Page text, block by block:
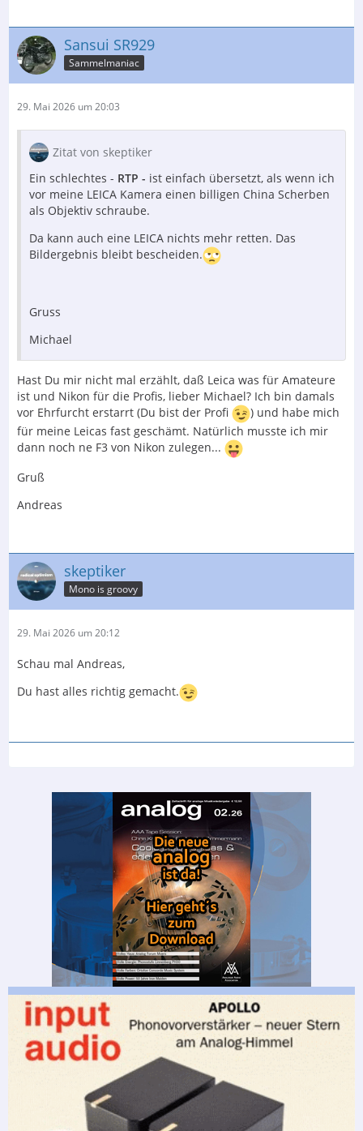
Sansui SR929
Sammelmaniac
29. Mai 2026 um 20:03
Zitat von skeptiker
Ein schlechtes - RTP - ist einfach übersetzt, als wenn ich
vor meine LEICA Kamera einen billigen China Scherben
als Objektiv schraube.
Da kann auch eine LEICA nichts mehr retten. Das
Bildergebnis bleibt bescheiden.
Gruss
Michael
Hast Du mir nicht mal erzählt, daß Leica was für Amateure
ist und Nikon für die Profis, lieber Michael? Ich bin damals
vor Ehrfurcht erstarrt (Du bist der Profi
) und habe mich
für meine Leicas fast geschämt. Natürlich musste ich mir
dann noch ne F3 von Nikon zulegen...
Gruß
Andreas
skeptiker
Mono is groovy
29. Mai 2026 um 20:12
Schau mal Andreas,
Du hast alles richtig gemacht.